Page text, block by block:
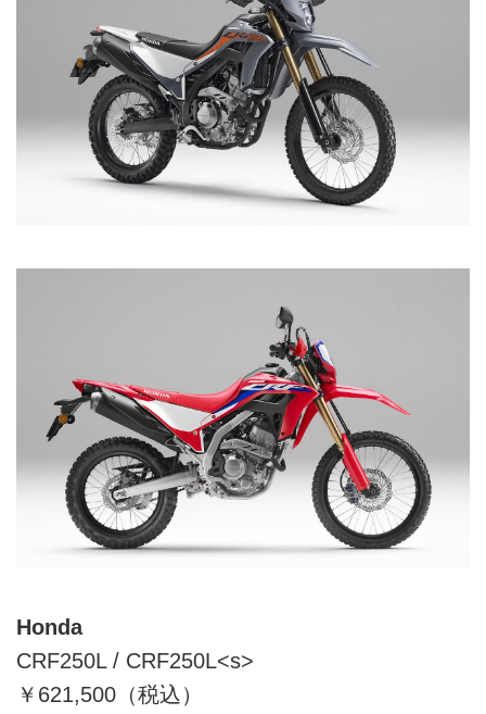
Honda
CRF250L / CRF250L<s>
￥621,500（税込）